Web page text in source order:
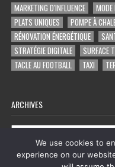
MARKETING D'INFLUENCE
MODE
PLATS UNIQUES
POMPE À
RÉNOVATION ÉNERGÉTIQUE
STRATÉGIE DIGITALE
SURFACE
TACLE AU FOOTBALL
TAXI
ARCHIVES
Archives
We use cookies to
experience on our